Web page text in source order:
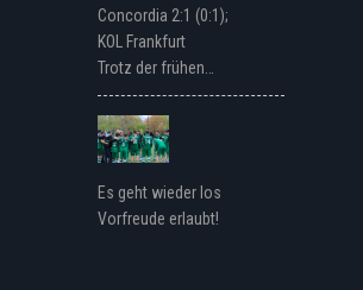
Concordia 2:1 (0:1);
KOL Frankfurt
Trotz der frühen…
Es geht wieder los
Vorfreude erlaubt!